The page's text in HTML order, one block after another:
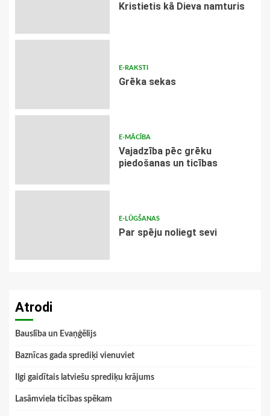
Kristietis kā Dieva namturis
E-RAKSTI
Grēka sekas
E-MĀCĪBA
Vajadzība pēc grēku
piedošanas un ticības
E-LŪGŠANAS
Par spēju noliegt sevi
Atrodi
Bauslība un Evaņģēlijs
Baznīcas gada sprediķi vienuviet
Ilgi gaidītais latviešu sprediķu krājums
Lasāmviela ticības spēkam